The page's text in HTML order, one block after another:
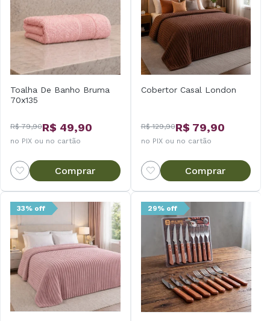
Toalha De Banho Bruma
70x135
R$ 79,90R$ 49,90
no PIX ou no cartão
Comprar
Cobertor Casal London
R$ 129,90R$ 79,90
no PIX ou no cartão
Comprar
33% off 29% off